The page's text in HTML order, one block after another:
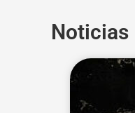
Noticias